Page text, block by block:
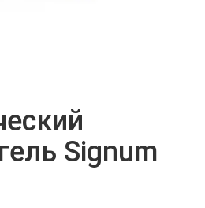
Signum